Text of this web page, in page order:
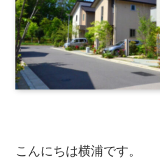
こんにちは横浦です。